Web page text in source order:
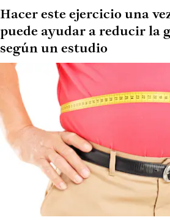
Hacer este ejercicio una
puede ayudar a reducir la
según un estudio